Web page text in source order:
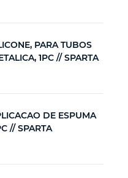
PARA TUBOS
1PC // SPARTA
DE ESPUMA
// SPARTA